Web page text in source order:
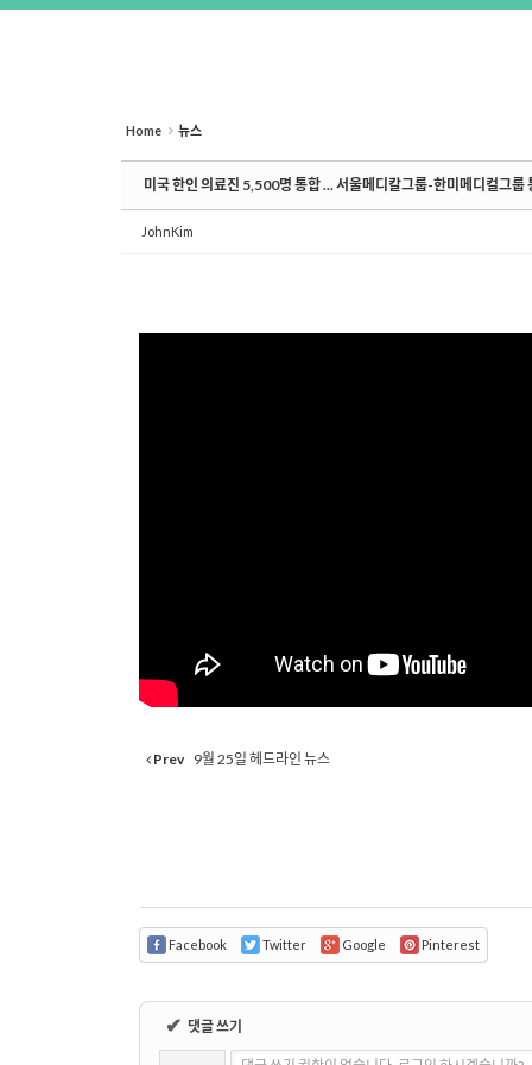
Home 뉴스
미국 한인 의료진 5,500명 통합 ... 서울메디칼그룹-한미메디컬그룹
JohnKim
Prev 9월 25일 헤드라인 뉴스
Facebook Twitter Google Pinterest
✔ 댓글 쓰기